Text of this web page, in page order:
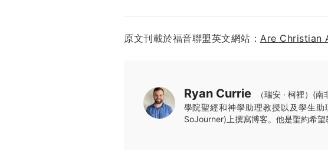
原文刊載於福音聯盟英文網站： Are Christian
Ryan Currie
（瑞安 · 柯裡）(
學院聖經和神學助理教授以及學生
SoJourner)上撰寫博客。他是聖約希望